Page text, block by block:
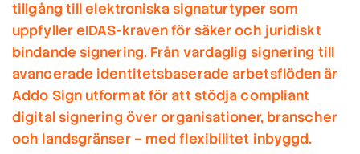
tillgång till elektroniska signaturtyper som
uppfyller eIDAS-kraven för säker och juridiskt
bindande signering. Från vardaglig signering till
avancerade identitetsbaserade arbetsflöden är
Addo Sign utformat för att stödja compliant
digital signering över organisationer, branscher
och landsgränser – med flexibilitet inbyggd.